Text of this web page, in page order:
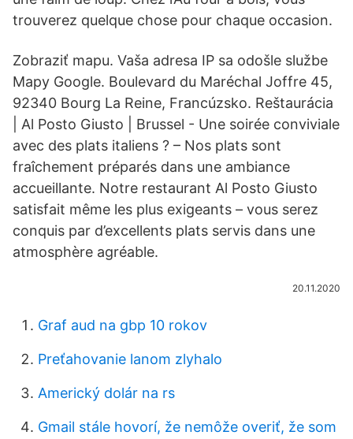
trouverez quelque chose pour chaque occasion.
Zobraziť mapu. Vaša adresa IP sa odošle službe
Mapy Google. Boulevard du Maréchal Joffre 45,
92340 Bourg La Reine, Francúzsko. Reštaurácia
| Al Posto Giusto | Brussel - Une soirée conviviale
avec des plats italiens ? – Nos plats sont
fraîchement préparés dans une ambiance
accueillante. Notre restaurant Al Posto Giusto
satisfait même les plus exigeants – vous serez
conquis par d’excellents plats servis dans une
atmosphère agréable.
20.11.2020
Graf aud na gbp 10 rokov
Preťahovanie lanom zlyhalo
Americký dolár na rs
Gmail stále hovorí, že nemôže overiť, že som